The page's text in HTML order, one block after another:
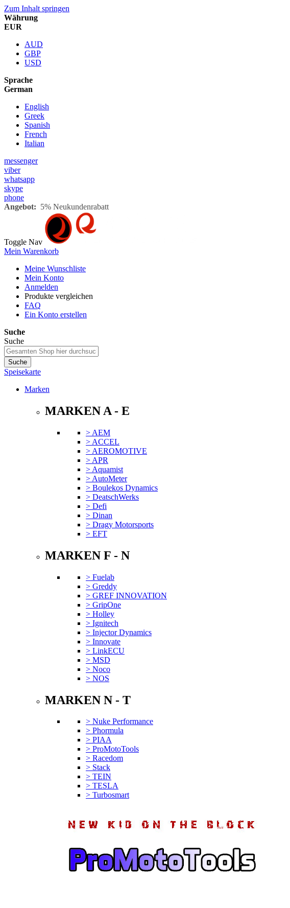
Zum Inhalt springen
Währung
EUR
AUD
GBP
USD
Sprache
German
English
Greek
Spanish
French
Italian
messenger
viber
whatsapp
skype
phone
Angebot: 5% Neukundenrabatt
Toggle Nav
Mein Warenkorb
Meine Wunschliste
Mein Konto
Anmelden
Produkte vergleichen
FAQ
Ein Konto erstellen
Suche
Suche
Suche
Speisekarte
Marken
MARKEN A - E
> AEM
> ACCEL
> AEROMOTIVE
> APR
> Aquamist
> AutoMeter
> Boulekos Dynamics
> DeatschWerks
> Defi
> Dinan
> Dragy Motorsports
> EFT
MARKEN F - N
> Fuelab
> Greddy
> GREF INNOVATION
> GripOne
> Holley
> Ignitech
> Injector Dynamics
> Innovate
> LinkECU
> MSD
> Noco
> NOS
MARKEN N - T
> Nuke Performance
> Phormula
> PIAA
> ProMotoTools
> Racedom
> Stack
> TEIN
> TESLA
> Turbosmart